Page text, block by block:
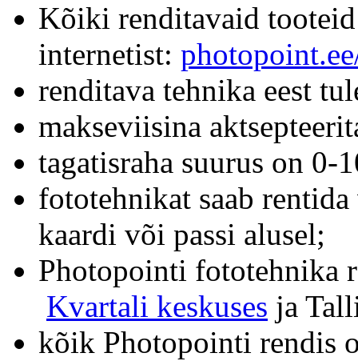
Kõiki renditavaid tooteid
internetist:
renditava tehnika eest
makseviisina
tagatisraha suurus on 0-
fototehnikat saab
kaardi või passi alusel;
Photopointi fototehnika
Kvartali keskuses ja
kõik Photopointi rendis